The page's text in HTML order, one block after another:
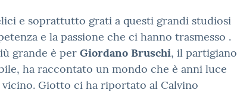
e soprattutto grati a questi grandi studiosi
e la passione che ci hanno trasmesso .
grande è per Giordano Bruschi, il partigiano
ha raccontato un mondo che è anni luce
Giotto ci ha riportato al Calvino